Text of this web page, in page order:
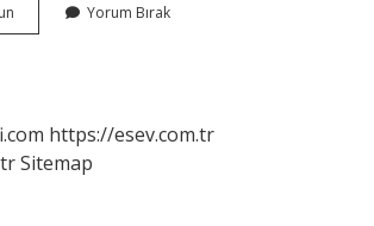
Ala
Yorum Bırak
https://esev.com.tr
Sitemap